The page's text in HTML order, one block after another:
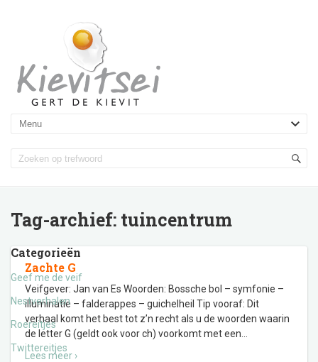
Tag-archief: tuincentrum
Categorieën
Geef me de veif
Nestverhalen
Roereitjes
Twittereitjes
Zachte G
Veifgever: Jan van Es Woorden: Bossche bol – symfonie –
illuminatie – falderappes – guichelheil Tip vooraf: Dit
verhaal komt het best tot z’n recht als u de woorden waarin
de letter G (geldt ook voor ch) voorkomt met een
Lees meer ›